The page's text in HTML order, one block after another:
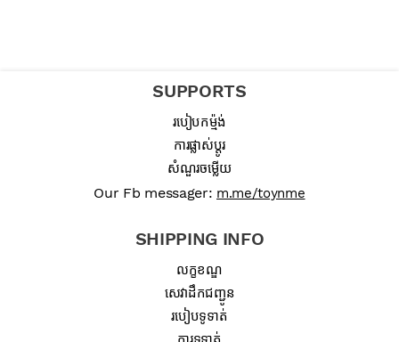
SUPPORTS
របៀបកម្ម៉ង់
ការផ្លាស់ប្តូរ
សំណួរចម្លើយ
Our Fb messager: m.me/toynme
SHIPPING INFO
លក្ខខណ្ឌ
សេវាដឹកជញ្ជូន
របៀបទូទាត់